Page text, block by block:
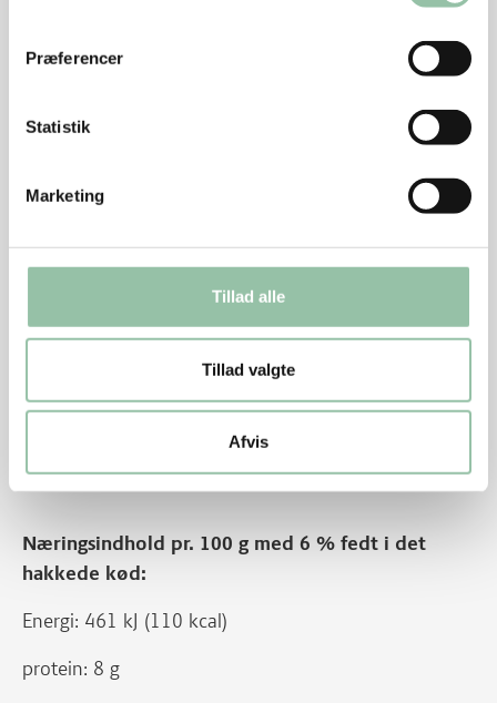
Præferencer
Statistik
Marketing
Tillad alle
Tillad valgte
Afvis
Næringsindhold pr. person (ca. 575 g af retten)
protein: 45 g
kulhydrat: 56 g
fedt: 23 g
Næringsindhold pr. 100 g med 6 % fedt i det
hakkede kød:
Energi: 461 kJ (110 kcal)
protein: 8 g